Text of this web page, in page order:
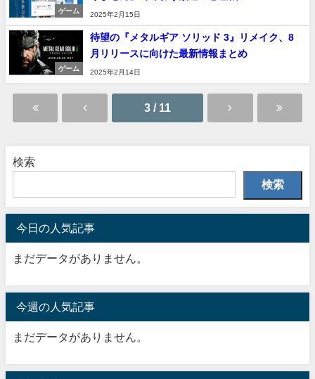
ゲーム
2025年2月15日
ゲーム
待望の『メタルギア ソリッド 3』リメイク、8
月リリースに向けた最新情報まとめ
2025年2月14日
3 / 11
検索
検索
今日の人気記事
まだデータがありません。
今週の人気記事
まだデータがありません。